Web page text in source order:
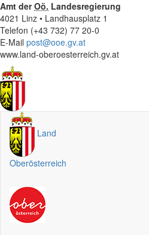
Amt derOö. Landesregierung
4021 Linz • Landhausplatz 1
Telefon (+43 732) 77 20-0
E-Mail post@ooe.gv.at
www.land-oberoesterreich.gv.at
Land
Oberösterreich